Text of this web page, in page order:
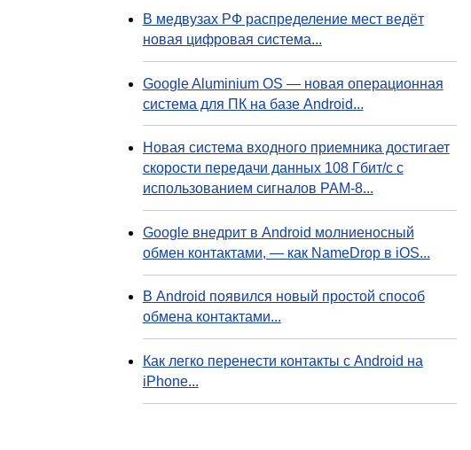
В медвузах РФ распределение мест ведёт
новая цифровая система...
Google Aluminium OS — новая операционная
система для ПК на базе Android...
Новая система входного приемника достигает
скорости передачи данных 108 Гбит/с с
использованием сигналов PAM-8...
Google внедрит в Android молниеносный
обмен контактами, — как NameDrop в iOS...
В Android появился новый простой способ
обмена контактами...
Как легко перенести контакты с Android на
iPhone...